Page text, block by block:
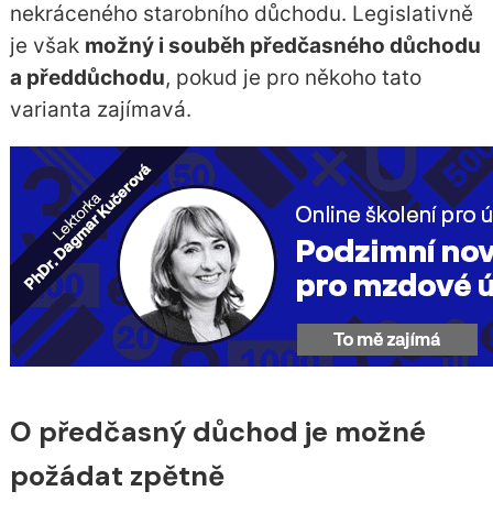
nekráceného starobního důchodu. Legislativně
je však možný i souběh předčasného důchodu
a předdůchodu, pokud je pro někoho tato
varianta zajímavá.
O předčasný důchod je možné
požádat zpětně